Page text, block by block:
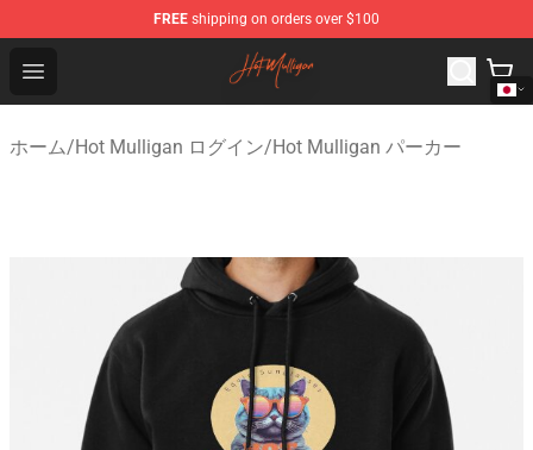
FREE shipping on orders over $100
Open menu
Hot Mulligan Shop - Official Hot Mulligan Merchandise
ホーム/Hot Mulligan ログイン/Hot Mulligan パーカー